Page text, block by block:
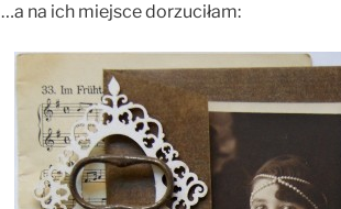
…a na ich miejsce dorzuciłam: